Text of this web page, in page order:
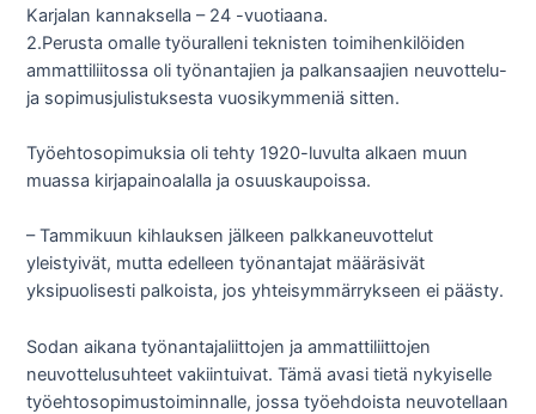
Karjalan kannaksella – 24 -vuotiaana.
2.Perusta omalle työuralleni teknisten toimihenkilöiden
ammattiliitossa oli työnantajien ja palkansaajien neuvottelu-
ja sopimusjulistuksesta vuosikymmeniä sitten.
Työehtosopimuksia oli tehty 1920-luvulta alkaen muun
muassa kirjapainoalalla ja osuuskaupoissa.
– Tammikuun kihlauksen jälkeen palkkaneuvottelut
yleistyivät, mutta edelleen työnantajat määräsivät
yksipuolisesti palkoista, jos yhteisymmärrykseen ei päästy.
Sodan aikana työnantajaliittojen ja ammattiliittojen
neuvottelusuhteet vakiintuivat. Tämä avasi tietä nykyiselle
työehtosopimustoiminnalle, jossa työehdoista neuvotellaan